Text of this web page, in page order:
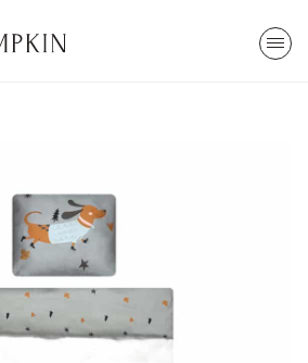
2.800,00 TL
Tümünü Gör